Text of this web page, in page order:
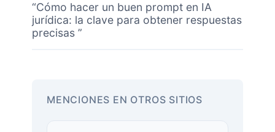
“Cómo hacer un buen prompt en IA
jurídica: la clave para obtener respuestas
precisas ”
MENCIONES EN OTROS SITIOS